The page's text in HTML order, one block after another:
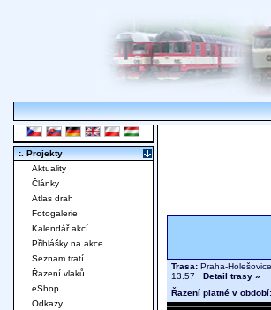
Trasa: Praha-
13.57 Detail trasy »
Řazení platné v období:
:. Projekty
Aktuality
Články
Atlas drah
Fotogalerie
Kalendář akcí
Přihlášky na akce
Seznam tratí
Řazení vlaků
eShop
Odkazy